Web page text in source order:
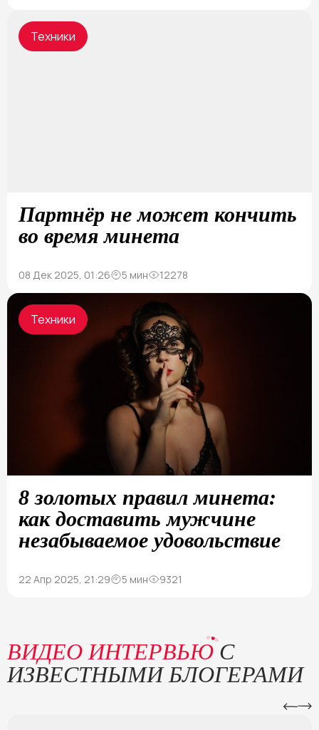
Техники
Партнёр не может кончить
во время минета
08 Дек 2025, 01:26 5 мин 12278
Техники
8 золотых правил минета:
как доставить мужчине
незабываемое удовольствие
22 Апр 2025, 21:29 5 мин 9321
ВИДЕО ИНТЕРВЬЮ С
ИЗВЕСТНЫМИ БЛОГЕРАМИ